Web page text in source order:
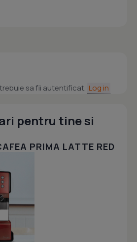
sa fii autentificat. Log in
pentru tine si
PRIMA LATTE RED